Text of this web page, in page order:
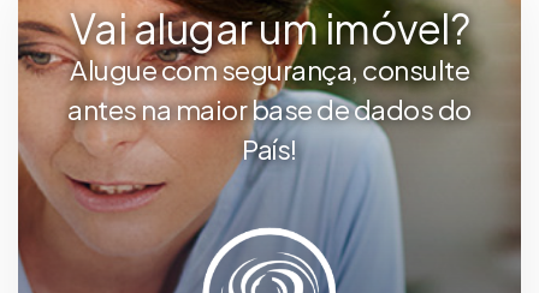
Vai alugar um imóvel?
Alugue com segurança, consulte
antes na maior base de dados do
País!